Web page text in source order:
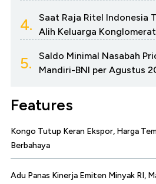
4.
Saat Raja Ritel Indonesia
Alih Keluarga Konglomerat
5.
Saldo Minimal Nasabah
Mandiri-BNI per Agustus
Features
Kongo Tutup Keran Ekspor, Harga
Berbahaya
Adu Panas Kinerja Emiten Minyak RI,